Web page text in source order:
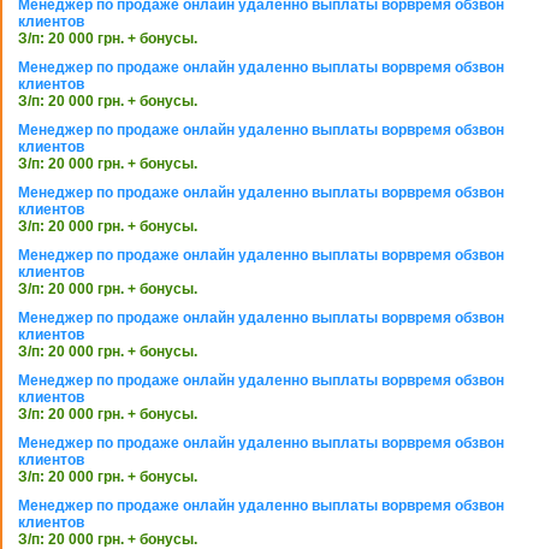
Менеджер по продаже онлайн удаленно выплаты ворвремя обзвон
клиентов
З/п: 20 000 грн. + бонусы.
Менеджер по продаже онлайн удаленно выплаты ворвремя обзвон
клиентов
З/п: 20 000 грн. + бонусы.
Менеджер по продаже онлайн удаленно выплаты ворвремя обзвон
клиентов
З/п: 20 000 грн. + бонусы.
Менеджер по продаже онлайн удаленно выплаты ворвремя обзвон
клиентов
З/п: 20 000 грн. + бонусы.
Менеджер по продаже онлайн удаленно выплаты ворвремя обзвон
клиентов
З/п: 20 000 грн. + бонусы.
Менеджер по продаже онлайн удаленно выплаты ворвремя обзвон
клиентов
З/п: 20 000 грн. + бонусы.
Менеджер по продаже онлайн удаленно выплаты ворвремя обзвон
клиентов
З/п: 20 000 грн. + бонусы.
Менеджер по продаже онлайн удаленно выплаты ворвремя обзвон
клиентов
З/п: 20 000 грн. + бонусы.
Менеджер по продаже онлайн удаленно выплаты ворвремя обзвон
клиентов
З/п: 20 000 грн. + бонусы.